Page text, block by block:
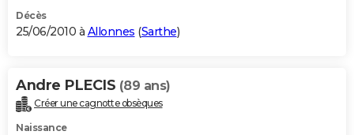
Décès
25/06/2010 à Allonnes (Sarthe)
Andre PLECIS (89 ans)
Créer une cagnotte obsèques
Naissance